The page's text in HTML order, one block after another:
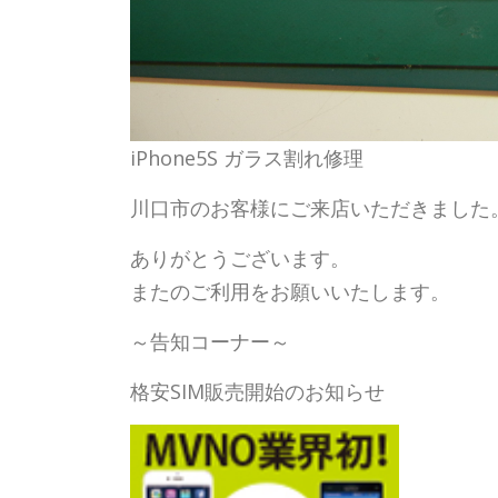
iPhone5S ガラス割れ修理
川口市のお客様にご来店いただきました
ありがとうございます。
またのご利用をお願いいたします。
～告知コーナー～
格安SIM販売開始のお知らせ